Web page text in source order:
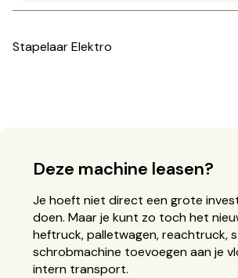
Stapelaar Elektro
Deze machine leasen?
Je hoeft niet direct een grote
doen. Maar je kunt zo toch het
heftruck, palletwagen, reachtruck,
schrobmachine toevoegen aan je
intern transport.